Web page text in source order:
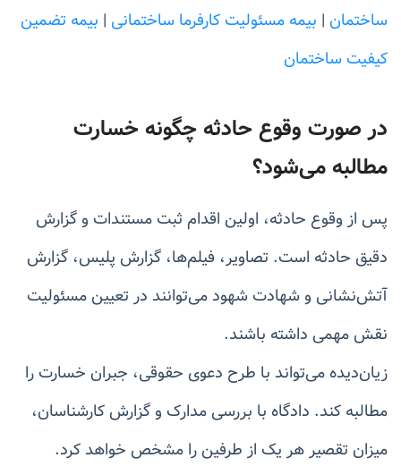
ساختمان | بیمه مسئولیت کارفرما ساختمانی | بیمه تضمین
کیفیت ساختمان
در صورت وقوع حادثه چگونه خسارت
مطالبه می‌شود؟
پس از وقوع حادثه، اولین اقدام ثبت مستندات و گزارش
دقیق حادثه است. تصاویر، فیلم‌ها، گزارش پلیس، گزارش
آتش‌نشانی و شهادت شهود می‌توانند در تعیین مسئولیت
نقش مهمی داشته باشند.
زیان‌دیده می‌تواند با طرح دعوی حقوقی، جبران خسارت را
مطالبه کند. دادگاه با بررسی مدارک و گزارش کارشناسان،
میزان تقصیر هر یک از طرفین را مشخص خواهد کرد.